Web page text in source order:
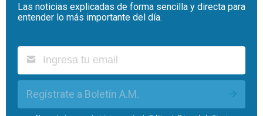
Las noticias explicadas de forma sencilla y directa para
entender lo más importante del día.
Regístrate a Boletín A.M.